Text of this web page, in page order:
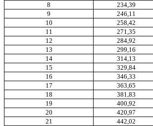
8
234,39
9
246,11
10
258,42
11
271,35
12
284,92
13
299,16
14
314,13
15
329,84
16
346,33
17
363,65
18
381,83
19
400,92
20
420,97
21
442,02